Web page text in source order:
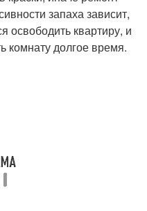
запаха зависит,
освободить квартиру, и
комнату долгое время.